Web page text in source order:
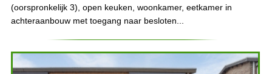
(oorspronkelijk 3), open keuken, woonkamer, eetkamer in
achteraanbouw met toegang naar besloten...